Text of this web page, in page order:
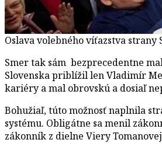
Oslava volebného víťazstva strany
Smer tak sám bezprecedentne
Slovenska priblížil len Vladimír
kariéry a mal obrovskú a dosiaľ
Bohužiaľ, túto možnosť naplnila
systému. Obligátne sa menil
zákonník z dielne Viery